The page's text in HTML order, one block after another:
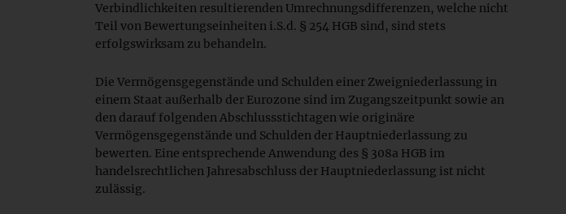
Verbindlichkeiten resultierenden Umrechnungsdifferenzen, welche nicht
Teil von Bewertungseinheiten i.S.d. § 254 HGB sind, sind stets
erfolgswirksam zu behandeln.
Die Vermögensgegenstände und Schulden einer Zweigniederlassung in
einem Staat außerhalb der Eurozone sind im Zugangszeitpunkt sowie an
den darauf folgenden Abschlussstichtagen wie originäre
Vermögensgegenstände und Schulden der Hauptniederlassung zu
bewerten. Eine entsprechende Anwendung des § 308a HGB im
handelsrechtlichen Jahresabschluss der Hauptniederlassung ist nicht
zulässig.